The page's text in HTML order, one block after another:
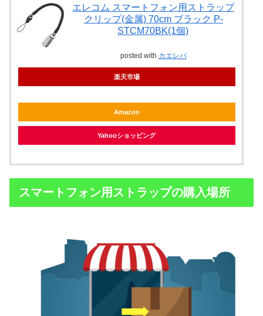
エレコム スマートフォン用ストラップ
クリップ(金属) 70cm ブラック P-
STCM70BK(1個)
posted with カエレバ
楽天市場
Amazon
Yahooショッピング
スマートフォン用ストラップの購入場所